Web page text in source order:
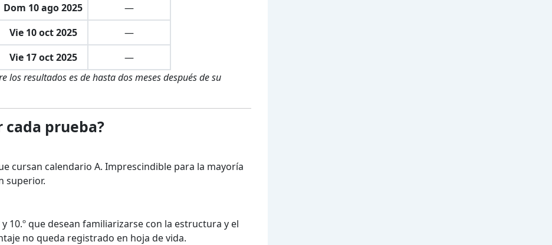
Dom 10 ago 2025
—
Vie 10 oct 2025
—
Vie 17 oct 2025
—
los resultados es de hasta dos meses después de su
prueba?
cursan calendario A. Imprescindible para la mayoría
superior.
10.º que desean familiarizarse con la estructura y el
no queda registrado en hoja de vida.